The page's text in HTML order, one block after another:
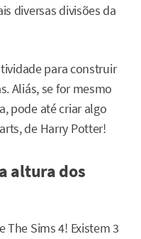
diversas divisões da
para construir
Aliás, se for mesmo
pode até criar algo
de Harry Potter!
altura dos
The Sims 4! Existem 3